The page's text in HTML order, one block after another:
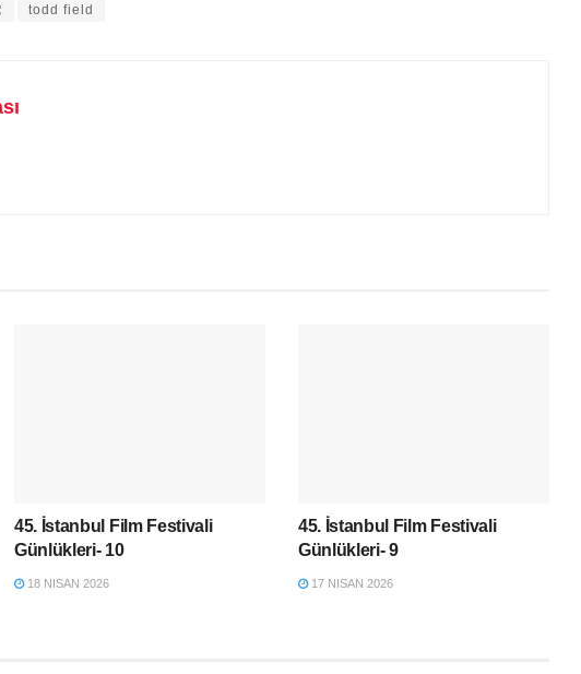
todd field
45. İstanbul Film Festivali
Günlükleri- 10
18 NISAN 2026
45. İstanbul Film Festivali
Günlükleri- 9
17 NISAN 2026